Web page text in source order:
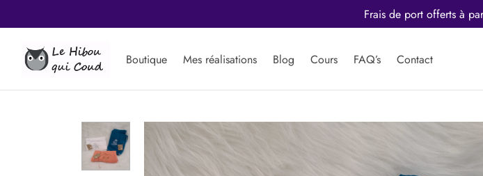
Frais de port offerts à partir de 50€ d'achat.
Boutique Mes réalisations Blog Cours FAQ’s Contact